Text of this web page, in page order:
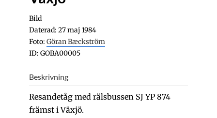
Bild
Daterad: 27 maj 1984
Foto: Göran Bæckström
ID: GOBA00005
Beskrivning
Resandetåg med rälsbussen SJ YP 874
främst i Växjö.